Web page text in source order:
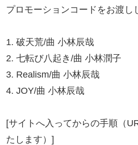
プロモーションコードをお渡し
1. 破天荒/曲 小林辰哉
2. 七転び八起き/曲 小林潤子
3. Realism/曲 小林辰哉
4. JOY/曲 小林辰哉
[サイトへ入ってからの手順（
たします）]